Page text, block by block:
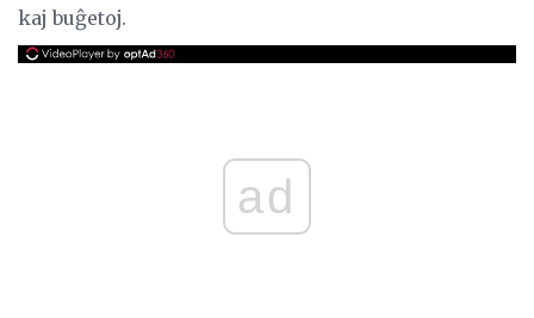
kaj buĝetoj.
ad